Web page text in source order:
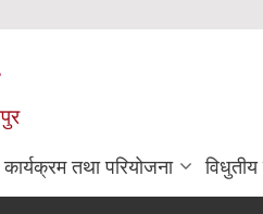
कार्यक्रम तथा परियोजना